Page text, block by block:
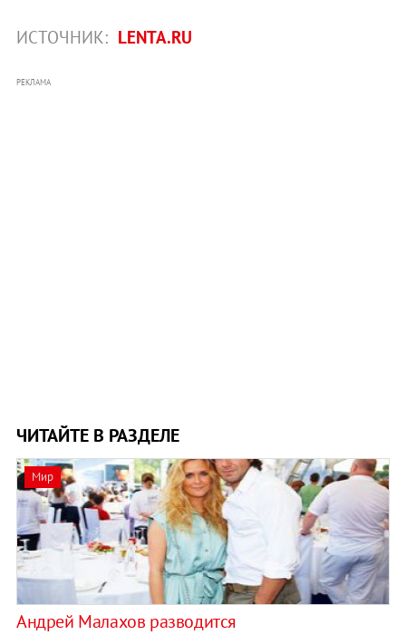
ИСТОЧНИК: LENTA.RU
РЕКЛАМА
ЧИТАЙТЕ В РАЗДЕЛЕ
Мир
Андрей Малахов разводится